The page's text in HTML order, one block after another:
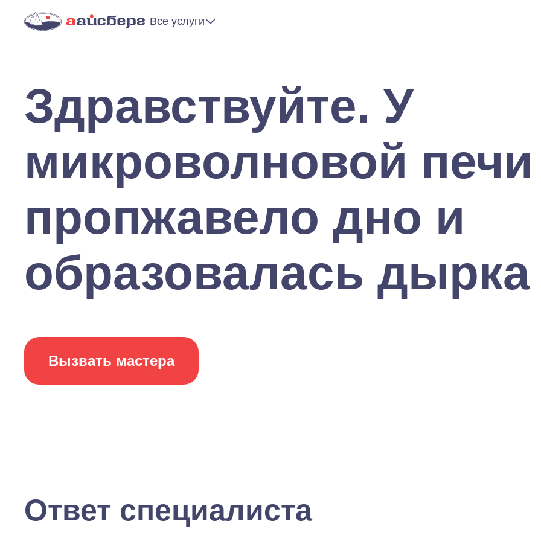
Все услуги
Здравствуйте. У
микроволновой
пропжавело дно и
образовалась дырка
Вызвать мастера
Ответ специалиста